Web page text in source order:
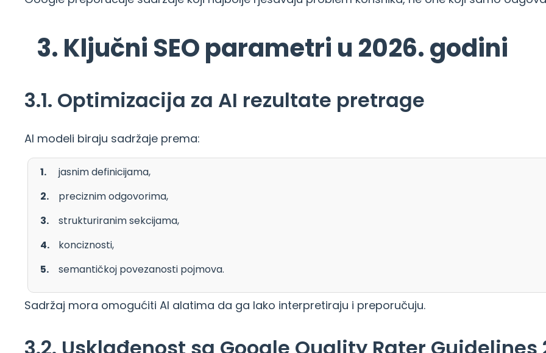
3. Ključni SEO parametri u 2026. godini
3.1. Optimizacija za AI rezultate pretrage
AI modeli biraju sadržaje prema:
jasnim definicijama,
preciznim odgovorima,
strukturiranim sekcijama,
konciznosti,
semantičkoj povezanosti pojmova.
Sadržaj mora omogućiti AI alatima da ga lako interpretiraju i preporučuju.